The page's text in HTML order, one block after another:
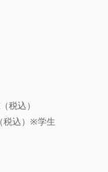
税込）
税込）※学生